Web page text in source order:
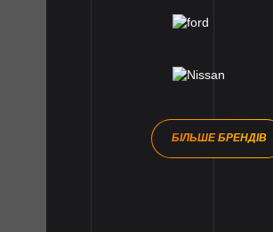
БІЛЬШЕ БРЕНДІВ